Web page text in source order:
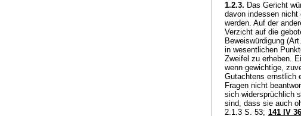
1.2.3. Das Gericht
davon indessen nicht
werden. Auf der
Verzicht auf die
Beweiswürdigung (
in wesentlichen
Zweifel zu erheben.
wenn gewichtige,
Gutachtens ernstlich
Fragen nicht
sich widersprüchlich
sind, dass sie auch
2.1.3 S. 53; 141 IV